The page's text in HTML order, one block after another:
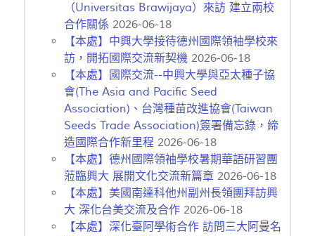
（Universitas Brawijaya）來訪 建立兩校
合作關係 2026-06-18
【本處】中興大學接待德州國際領袖學校來
訪，開拓國際交流新契機 2026-06-18
【本處】國際交流--中興大學與亞太種子協
會(The Asia and Pacific Seed
Association)、台灣種苗改進協會(Taiwan
Seeds Trade Association)簽署備忘錄，締
造國際合作新里程 2026-06-18
【本處】德州國際領袖學校暑期華語研習團
蒞臨興大 展開文化交流新篇章 2026-06-18
【本處】美國南達科他州副州長領團拜訪興
大 深化台美交流及合作 2026-06-18
【本處】深化臺阿學術合作 訪問三大阿曼名